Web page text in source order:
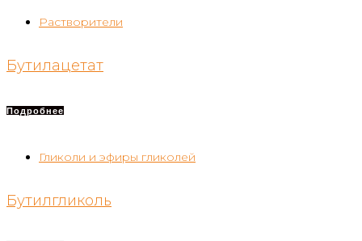
Растворители
Бутилацетат
Подробнее
Гликоли и эфиры гликолей
Бутилгликоль